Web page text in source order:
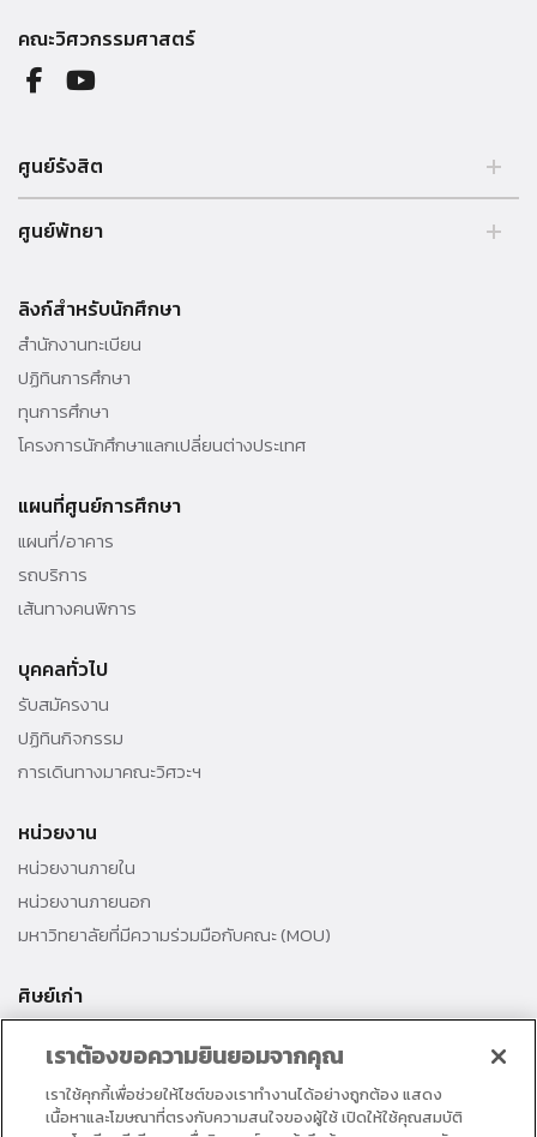
คณะวิศวกรรมศาสตร์
ศูนย์รังสิต
99 หมู่ 18 ถ.พหลโยธิน คลองหลวง รังสิต ปทุมธานี 12121 ประเทศไทย.
Tel. 02 564 3001 -9
ศูนย์พัทยา
010 - 69 ต่อ 3000
ลิงก์สำหรับนักศึกษา
สำนักงานทะเบียน
ปฏิทินการศึกษา
ทุนการศึกษา
โครงการนักศึกษาแลกเปลี่ยนต่างประเทศ
แผนที่ศูนย์การศึกษา
แผนที่/อาคาร
รถบริการ
เส้นทางคนพิการ
บุคคลทั่วไป
รับสมัครงาน
ปฏิทินกิจกรรม
การเดินทางมาคณะวิศวะฯ
หน่วยงาน
หน่วยงานภายใน
หน่วยงานภายนอก
มหาวิทยาลัยที่มีความร่วมมือกับคณะ (MOU)
ศิษย์เก่า
สมาคมศิษย์เก่าคณะ
สำนักงานธรรมศาสตร์สัมพันธ์
ศิษย์เก่าดีเด่น
กองทุนวิศวกรแห่งธรรม เพื่อพัฒนาการศึกษา
เราต้องขอความยินยอมจากคุณ
เราใช้คุกกี้เพื่อช่วยให้ไซต์ของเราทำงานได้อย่างถูกต้อง แสดง
เนื้อหาและโฆษณาที่ตรงกับความสนใจของผู้ใช้ เปิดให้ใช้คุณสมบัติ